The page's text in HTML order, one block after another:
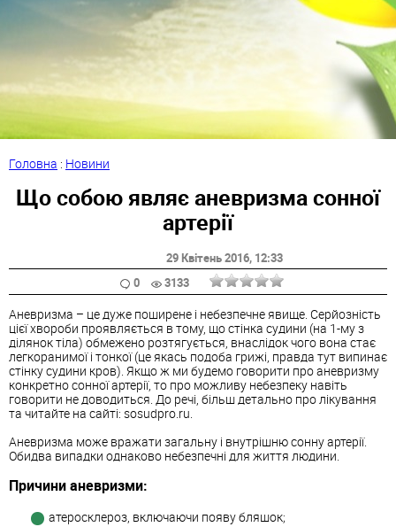
Головна : Новини
Що собою являє аневризма сонної
артерії
29 Квітень 2016, 12:33
0
3133
Аневризма – це дуже поширене і небезпечне явище. Серйозність
цієї хвороби проявляється в тому, що стінка судини (на 1-му з
ділянок тіла) обмежено розтягується, внаслідок чого вона стає
легкоранимої і тонкої (це якась подоба грижі, правда тут випинає
стінку судини кров). Якщо ж ми будемо говорити про аневризму
конкретно сонної артерії, то про можливу небезпеку навіть
говорити не доводиться. До речі, більш детально про лікування
та читайте на сайті: sosudpro.ru.
Аневризма може вражати загальну і внутрішню сонну артерії.
Обидва випадки однаково небезпечні для життя людини.
Причини аневризми:
атеросклероз, включаючи появу бляшок;